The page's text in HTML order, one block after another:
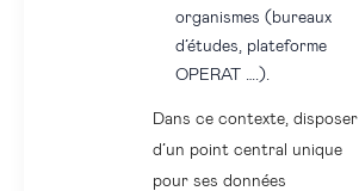
organismes (bureaux
d’études, plateforme
OPERAT ….).
Dans ce contexte, disposer
d’un point central unique
pour ses données